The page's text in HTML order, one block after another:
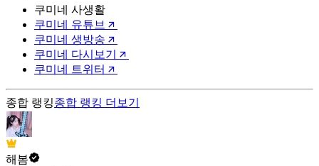
쿠미네 사생활
쿠미네 유튜브
쿠미네 생방송
쿠미네 다시보기
쿠미네 트위터
종합 랭킹종합 랭킹 더보기
해봄